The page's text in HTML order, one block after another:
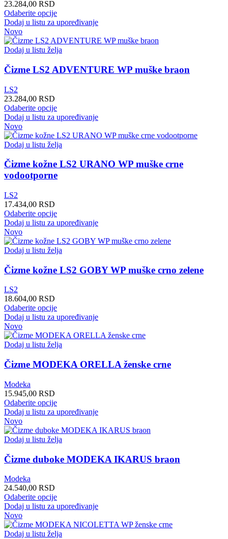
23.284,00 RSD
Odaberite opcijeOvaj
proizvod
više
varijanti.
mogu
biti
proizvoda.
Dodaj u listu za upoređivanje
Novo
Dodaj u listu želja
Čizme LS2 ADVENTURE WP muške braon
LS2
23.284,00 RSD
Odaberite opcijeOvaj
proizvod
više
varijanti.
mogu
izabrane
Dodaj u listu za upoređivanje
Novo
Dodaj u listu želja
Čizme kožne LS2 URANO WP muške crne
vodootporne
LS2
17.434,00 RSD
Odaberite opcijeOvaj
proizvod
više
varijanti.
mogu
biti
proizvoda.
Dodaj u listu za upoređivanje
Novo
Dodaj u listu želja
Čizme kožne LS2 GOBY WP muške crno zelene
LS2
18.604,00 RSD
Odaberite opcijeOvaj
proizvod
više
varijanti.
mogu
biti
proizvoda.
Dodaj u listu za upoređivanje
Novo
Dodaj u listu želja
Čizme MODEKA ORELLA ženske crne
Modeka
15.945,00 RSD
Odaberite opcijeOvaj
proizvod
više
varijanti.
mogu
biti
proizvoda.
Dodaj u listu za upoređivanje
Novo
Dodaj u listu želja
Čizme duboke MODEKA IKARUS braon
Modeka
24.540,00 RSD
Odaberite opcijeOvaj
proizvod
više
varijanti.
Dodaj u listu za upoređivanje
Novo
Dodaj u listu želja